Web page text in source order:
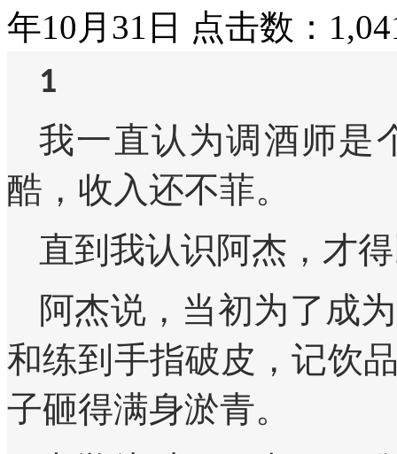
年10月31日 点击数：
1
我一直认为调酒师是
酷，收入还不菲。
直到我认识阿杰，才
阿杰说，当初为了成
和练到手指破皮，记饮
子砸得满身淤青。